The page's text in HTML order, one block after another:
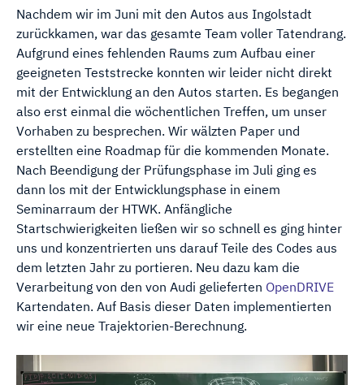
Nachdem wir im Juni mit den Autos aus Ingolstadt
zurückkamen, war das gesamte Team voller Tatendrang.
Aufgrund eines fehlenden Raums zum Aufbau einer
geeigneten Teststrecke konnten wir leider nicht direkt
mit der Entwicklung an den Autos starten. Es begangen
also erst einmal die wöchentlichen Treffen, um unser
Vorhaben zu besprechen. Wir wälzten Paper und
erstellten eine Roadmap für die kommenden Monate.
Nach Beendigung der Prüfungsphase im Juli ging es
dann los mit der Entwicklungsphase in einem
Seminarraum der HTWK. Anfängliche
Startschwierigkeiten ließen wir so schnell es ging hinter
uns und konzentrierten uns darauf Teile des Codes aus
dem letzten Jahr zu portieren. Neu dazu kam die
Verarbeitung von den von Audi gelieferten OpenDRIVE
Kartendaten. Auf Basis dieser Daten implementierten
wir eine neue Trajektorien-Berechnung.